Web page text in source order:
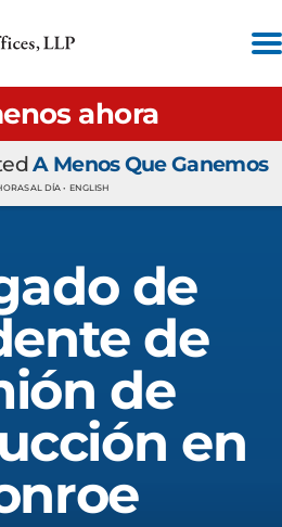
ahora
A Menos Que Ganemos
AL DÍA • ENGLISH
de
de
de
en